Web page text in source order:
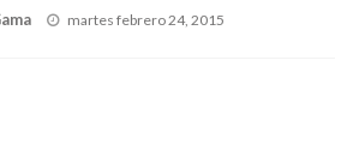
Publicado
martes febrero 24, 2015